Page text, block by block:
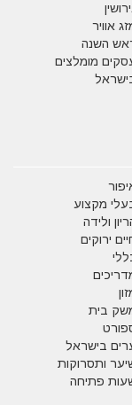
אוויר
השנה
מומלצים
מקצוע
ולידה
ירוקים
בית
בישראל
ותסרוקות
פתיחה